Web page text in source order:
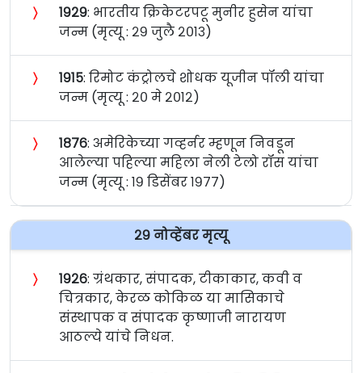
〉 १९२९: भारतीय क्रिकेटरपटू मुनीर हुसेन यांचा
जन्म (मृत्यू : २९ जुलै २०१३)
〉 १९१५: रिमोट कंट्रोलचे शोधक यूजीन पॉली यांचा
जन्म (मृत्यू : २० मे २०१२)
〉 १८७६: अमेरिकेच्या गव्हर्नर म्हणून निवडून
आलेल्या पहिल्या महिला नेली टेलो रॉस यांचा
जन्म (मृत्यू : १९ डिसेंबर १९७७)
२९ नोव्हेंबर मृत्यू
〉 १९२६: ग्रंथकार, संपादक, टीकाकार, कवी व
चित्रकार, केरळ कोकिळ या मासिकाचे
संस्थापक व संपादक कृष्णाजी नारायण
आठल्ये यांचे निधन.